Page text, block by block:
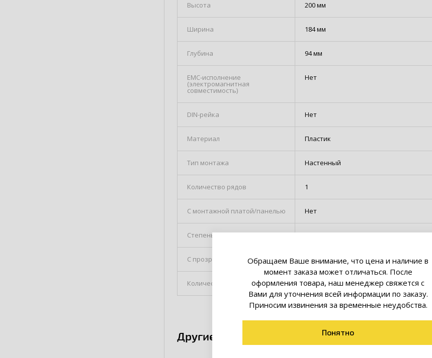
Высота 200 мм
Ширина 184 мм
Глубина 94 мм
EMC-исполнение
(электромагнитная
совместимость)
Нет
DIN-рейка Нет
Материал Пластик
Тип монтажа Настенный
Количество рядов 1
С монтажной платой/панелью Нет
Степень защиты IP40
С прозрачной крышкой Есть
Количество модулей 8
Другие товары коллекции
Обращаем Ваше внимание, что цена и наличие в
момент заказа может отличаться. После
оформления товара, наш менеджер свяжется с
Вами для уточнения всей информации по заказу.
Приносим извинения за временные неудобства.
Понятно